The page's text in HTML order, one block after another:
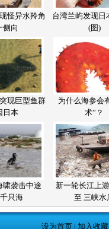
怪异水羚角
侧向
台湾兰屿发现日
(图)
现巨型鱼群
日本
为什么海参会
术”？
啸袭击中途
只海
新一轮长江上
至 三峡水
设为首页| 加入收藏